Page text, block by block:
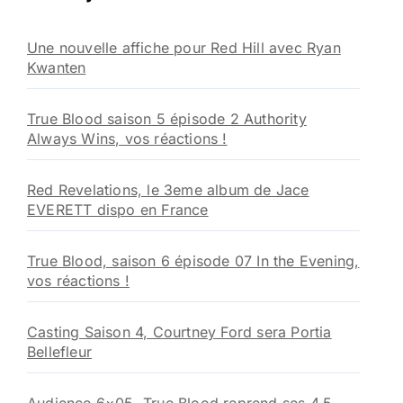
e
r
Une nouvelle affiche pour Red Hill avec Ryan
Kwanten
True Blood saison 5 épisode 2 Authority
Always Wins, vos réactions !
Red Revelations, le 3eme album de Jace
EVERETT dispo en France
True Blood, saison 6 épisode 07 In the Evening,
vos réactions !
Casting Saison 4, Courtney Ford sera Portia
Bellefleur